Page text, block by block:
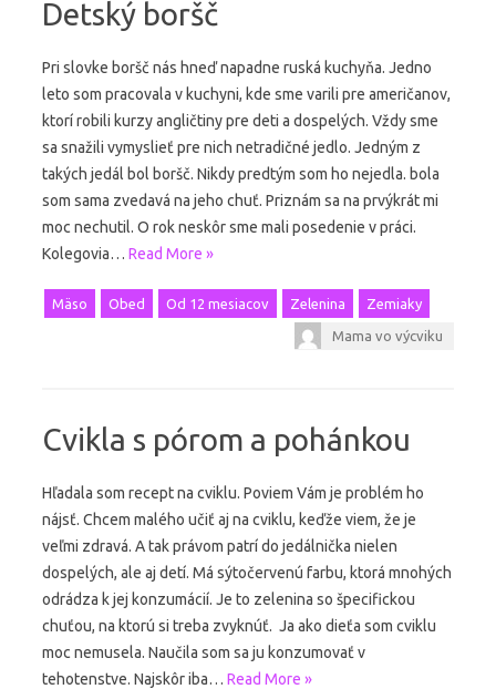
Detský boršč
Pri slovke boršč nás hneď napadne ruská kuchyňa. Jedno
leto som pracovala v kuchyni, kde sme varili pre američanov,
ktorí robili kurzy angličtiny pre deti a dospelých. Vždy sme
sa snažili vymyslieť pre nich netradičné jedlo. Jedným z
takých jedál bol boršč. Nikdy predtým som ho nejedla. bola
som sama zvedavá na jeho chuť. Priznám sa na prvýkrát mi
moc nechutil. O rok neskôr sme mali posedenie v práci.
Kolegovia… Read More »
Mäso Obed Od 12 mesiacov Zelenina Zemiaky
Mama vo výcviku
Cvikla s pórom a pohánkou
Hľadala som recept na cviklu. Poviem Vám je problém ho
nájsť. Chcem malého učiť aj na cviklu, keďže viem, že je
veľmi zdravá. A tak právom patrí do jedálnička nielen
dospelých, ale aj detí. Má sýtočervenú farbu, ktorá mnohých
odrádza k jej konzumácií. Je to zelenina so špecifickou
chuťou, na ktorú si treba zvyknúť. Ja ako dieťa som cviklu
moc nemusela. Naučila som sa ju konzumovať v
tehotenstve. Najskôr iba… Read More »